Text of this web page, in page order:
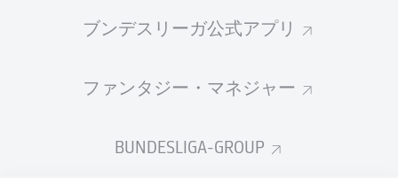
ブンデスリーガ公式アプリ
ファンタジー・マネジャー
BUNDESLIGA-GROUP